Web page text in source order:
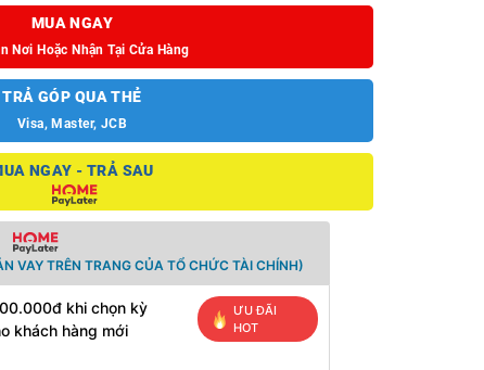
MUA NGAY
Nơi Hoặc Nhận Tại Cửa Hàng
TRẢ GÓP QUA THẺ
Visa, Master, JCB
NGAY - TRẢ SAU
VAY TRÊN TRANG CỦA TỔ CHỨC TÀI CHÍNH)
khi chọn kỳ
khách hàng mới
ƯU ĐÃI
HOT